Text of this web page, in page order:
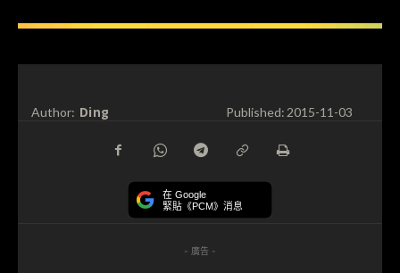
Author: Ding Published:2015-11-03
在 Google
緊貼《PCM》消息
- 廣告 -